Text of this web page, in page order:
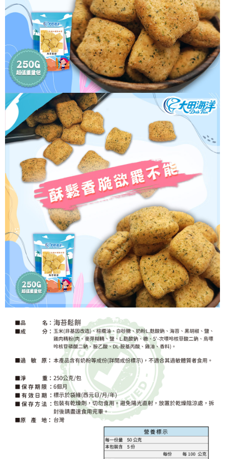
５．嚴禁一人註冊多個帳號或使用他人資訊註冊。若發現惡意使用之情形，
恩沛科技股份有限公司將有權停止該用戶之使用額度並採取法律行動。